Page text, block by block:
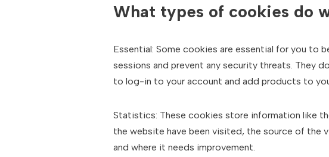
What types of cookies do
Essential: Some cookies are essential for you to
sessions and prevent any security threats. They
to log-in to your account and add products to
Statistics: These cookies store information like
the website have been visited, the source of the
and where it needs improvement.